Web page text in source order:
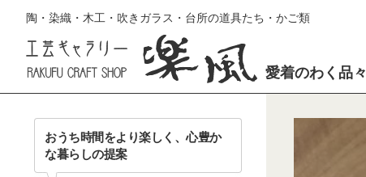
陶・染織・木工・吹きガラス・台所の道具たち・かご類
愛着のわく品々
おうち時間をより楽しく、心豊か
な暮らしの提案